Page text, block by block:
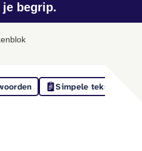
je begrip.
Simpele tekst